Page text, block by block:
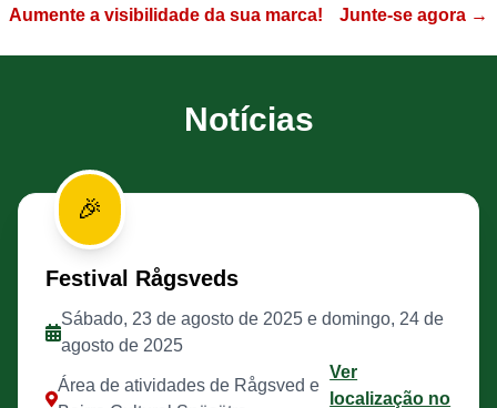
Aumente a visibilidade da sua marca! Junte-se agora →
Notícias
🎉
Festival Rågsveds
Sábado, 23 de agosto de 2025 e domingo, 24 de
agosto de 2025
Área de atividades de Rågsved e
Ver
localização no